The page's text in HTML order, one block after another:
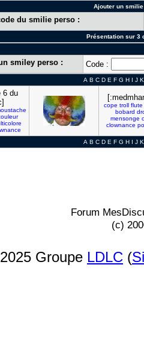
Ajouter un
du smilie perso :
Présentation sur 3
smiley perso : Code :
A B C D E F G H I J K
6 du
cope troll flute
bobard
mensonge
clownance
A B C D E F G H I J K
Forum
(c)
Groupe LDLC (